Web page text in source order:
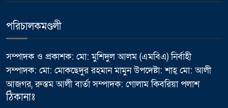
সম্মেলন
বাচ্চুর বরাদ্দে এইচবিবি রাস্তার কাজের
উদ্বোধন
৬
মাথায় হেলমেট, তবু কতটা নিরাপদ
৭
পরিচালকমণ্ডলী
সম্পাদক ও প্রকাশক: মো: মুশিদুল আলম (এমবিএ) নির্বাহী
সম্পাদক: মো: মোকছেদুর রহমান মামুন উপদেষ্টা: শাহ্ মো: আলী
আজগর, রুস্তম আলী বার্তা সম্পাদক: গোলাম কিবরিয়া পলাশ
ঠিকানাঃ